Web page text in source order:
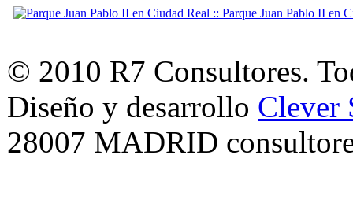
© 2010 R7 Consultores.
Diseño y desarrollo Clever
28007 MADRID